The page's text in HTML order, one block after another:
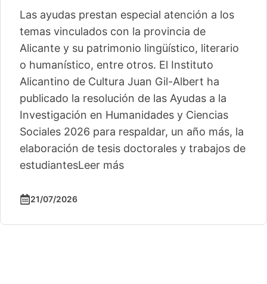
Las ayudas prestan especial atención a los
temas vinculados con la provincia de
Alicante y su patrimonio lingüístico, literario
o humanístico, entre otros. El Instituto
Alicantino de Cultura Juan Gil-Albert ha
publicado la resolución de las Ayudas a la
Investigación en Humanidades y Ciencias
Sociales 2026 para respaldar, un año más, la
elaboración de tesis doctorales y trabajos de
estudiantesLeer más
21/07/2026